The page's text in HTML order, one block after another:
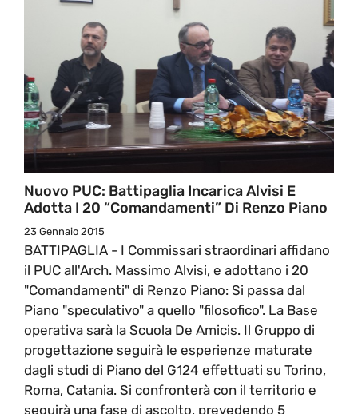
Nuovo PUC: Battipaglia Incarica Alvisi E
Adotta I 20 “comandamenti” Di Renzo Piano
23 Gennaio 2015
BATTIPAGLIA - I Commissari straordinari affidano
il PUC all'Arch. Massimo Alvisi, e adottano i 20
"Comandamenti" di Renzo Piano: Si passa dal
Piano "speculativo" a quello "filosofico". La Base
operativa sarà la Scuola De Amicis. Il Gruppo di
progettazione seguirà le esperienze maturate
dagli studi di Piano del G124 effettuati su Torino,
Roma, Catania. Si confronterà con il territorio e
seguirà una fase di ascolto, prevedendo 5